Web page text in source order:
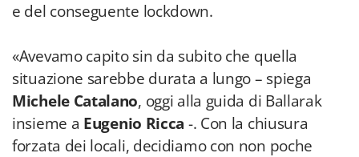
e del conseguente lockdown.
«Avevamo capito sin da subito che quella
situazione sarebbe durata a lungo – spiega
Michele Catalano, oggi alla guida di Ballarak
insieme a Eugenio Ricca -. Con la chiusura
forzata dei locali, decidiamo con non poche